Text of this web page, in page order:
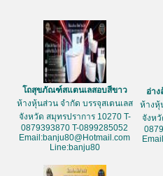
โถสุขภัณฑ์สแตนเลสอบสีขาว
ห้างหุ้นส่วน จำกัด บรรจุสเตนเลส
จังหวัด สมุทรปราการ 10270 T-
0879393870 T-0899285052
Email:banju80@Hotmail.com
Line:banju80
อ่า
ห้างหุ้
จังห